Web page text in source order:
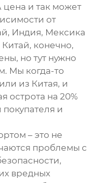
цена и так может
от
Индия, Мексика
конечно,
но тут нужно
Мы когда-то
из Китая, и
острота на 20%
и
– это не
проблемы с
вредных